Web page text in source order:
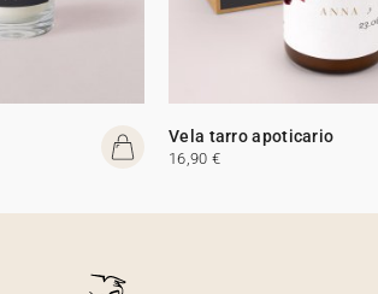
Vela tarro apoticario
16,90 €